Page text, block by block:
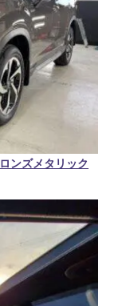
ンズメタリック